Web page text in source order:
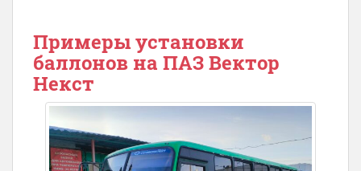
Примеры установки
баллонов на ПАЗ Вектор
Некст